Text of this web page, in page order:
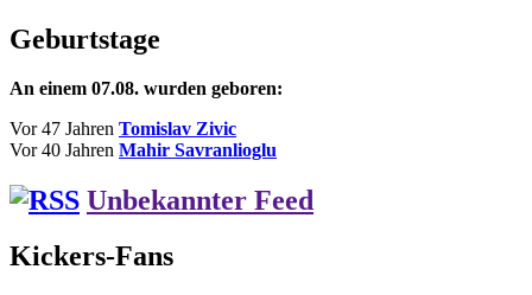
Geburtstage
An einem 07.08. wurden geboren:
Vor 47 Jahren Tomislav Zivic
Vor 40 Jahren Mahir Savranlioglu
Unbekannter Feed
Kickers-Fans